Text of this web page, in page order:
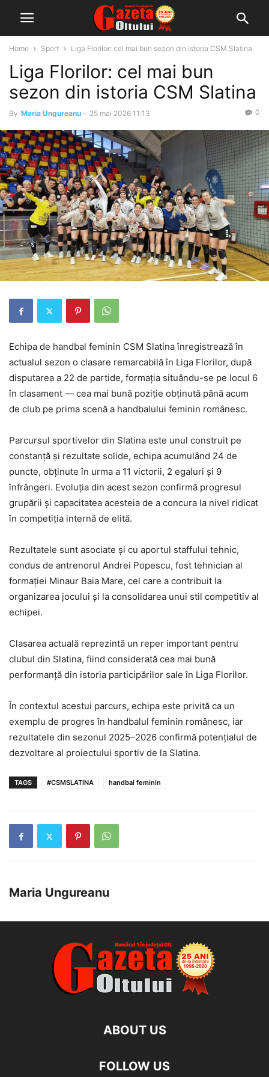
Home Sport Liga Florilor: cel mai bun sezon din istoria CSM Slatina
Liga Florilor: cel mai bun
sezon din istoria CSM Slatina
By Maria Ungureanu - 25 mai 2026 11:13 0
Echipa de handbal feminin CSM Slatinaînregistrează în
actualul sezon o clasare remarcabilă în Liga Florilor, după
disputarea a 22 de partide, formația situându-se pe locul 6
în clasament — cea mai bună poziție obținută până acum
de club pe prima scenă a handbalului feminin românesc.
Parcursul sportivelor din Slatina este unul construit pe
constanță și rezultate solide, echipa acumulând 24 de
puncte, obținute în urma a 11 victorii, 2 egaluri și 9
înfrângeri. Evoluția din acest sezon confirmă progresul
grupării și capacitatea acesteia de a concura la nivel ridicat
în competiția internă de elită.
Rezultatele sunt asociate și cu aportul staffului tehnic,
condus de antrenorul Andrei Popescu, fost tehnician al
formației Minaur Baia Mare, cel care a contribuit la
organizarea jocului și la consolidarea unui stil competitiv al
echipei.
Clasarea actuală reprezintă un reper important pentru
clubul din Slatina, fiind considerată cea mai bună
performanță din istoria participărilor sale în Liga Florilor.
În contextul acestui parcurs, echipa este privită ca un
exemplu de progres în handbalul feminin românesc, iar
rezultatele din sezonul 2025–2026 confirmă potențialul de
dezvoltare al proiectului sportiv de la Slatina.
TAGS #CSMSLATINA handbal feminin
Maria Ungureanu
ABOUT US
FOLLOW US